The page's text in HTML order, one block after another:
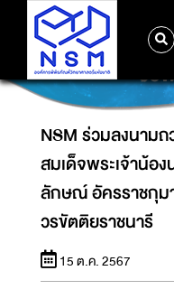
NSM ร่วมลงนา
สมเด็จพระเจ้าน้อ
ลักษณ์ อัครราชกุ
วร
NSM ร่วมลงนาม
สมเด็จพระเจ้าน้อ
ลักษณ์ อัครราชกุม
วรขัตติยราชนารี
15 ต.ค. 2567